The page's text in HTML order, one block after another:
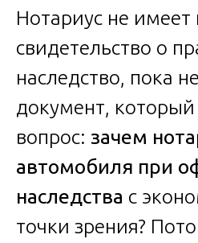
Нотариус не имеет
свидетельство о
наследство, пока
документ, который
вопрос: зачем
автомобиля при
наследства с
точки зрения?